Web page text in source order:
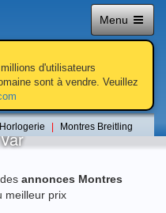
Menu
d'utilisateurs
sont à vendre. Veuillez
Montres Breitling
annonces Montres
meilleur prix